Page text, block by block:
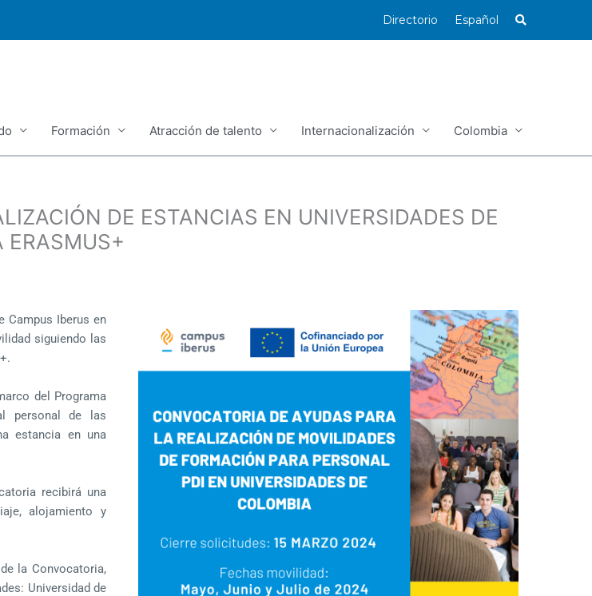
Directorio Español
Formación Atracción de talento Internacionalización Colombia
DE ESTANCIAS EN UNIVERSIDADES DE
ERASMUS+
Campus Iberus en
siguiendo las
del Programa
personal de las
estancia en una
recibirá una
alojamiento y
la Convocatoria,
Universidad de